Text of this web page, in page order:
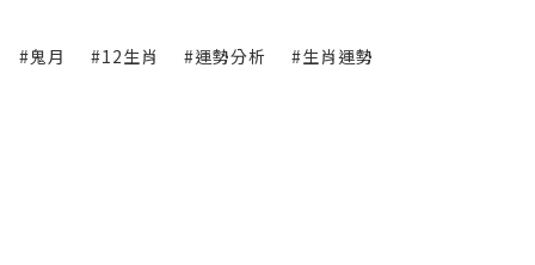
#鬼月 #12生肖 #運勢分析 #生肖運勢